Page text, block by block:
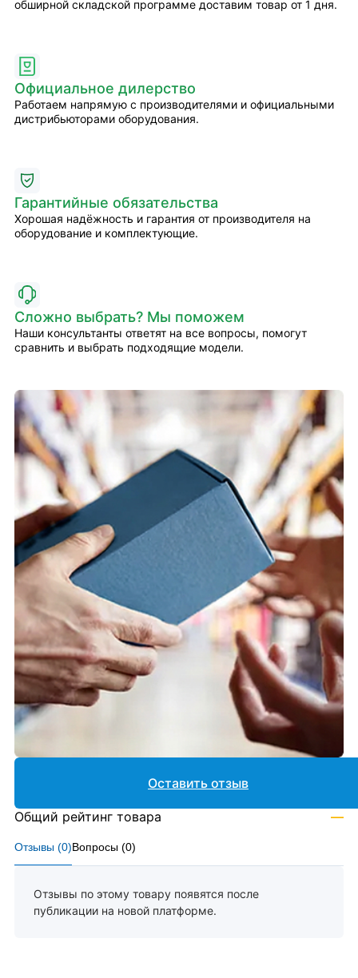
обширной складской программе доставим товар от 1 дня.
Официальное дилерство
Работаем напрямую с производителями и официальными
дистрибьюторами оборудования.
Гарантийные обязательства
Хорошая надёжность и гарантия от производителя на
оборудование и комплектующие.
Сложно выбрать? Мы поможем
Наши консультанты ответят на все вопросы, помогут
сравнить и выбрать подходящие модели.
Отзывы (0)Вопросы (0)
Отзывы по этому товару появятся после
публикации на новой платформе.
Оставить отзыв
Общий рейтинг товара —